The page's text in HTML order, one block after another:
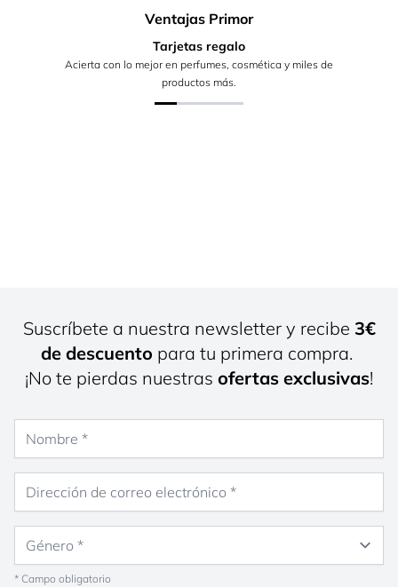
Ventajas Primor
Tarjetas regalo
Acierta con lo mejor en perfumes, cosmética y miles de
productos más.
Suscríbete a nuestra newsletter y recibe 3€
de descuento para tu primera compra.
¡No te pierdas nuestras ofertas exclusivas!
* Campo obligatorio